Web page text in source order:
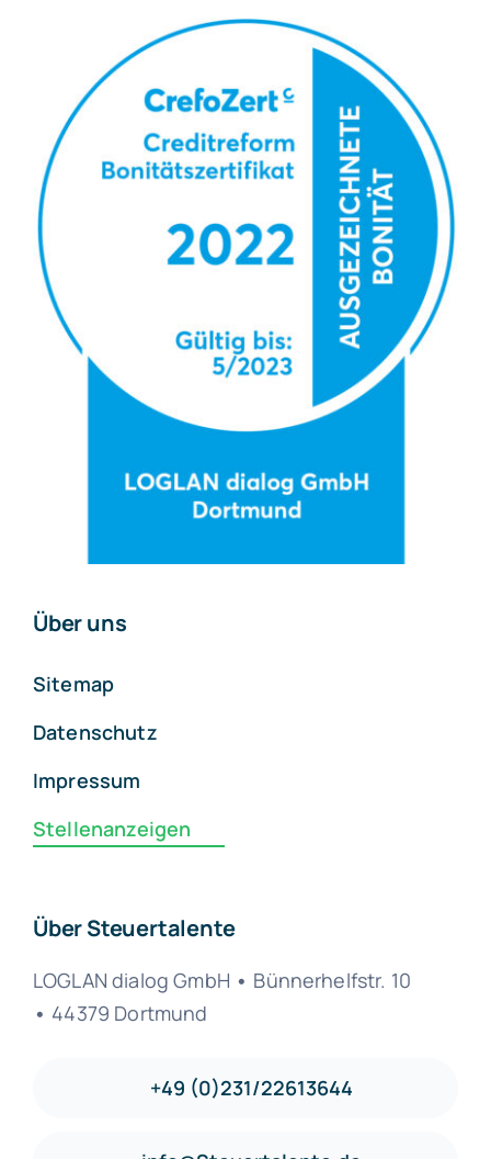
Über uns
Sitemap
Datenschutz
Impressum
Stellenanzeigen
Über Steuertalente
LOGLAN dialog GmbH • Bünnerhelfstr. 10
• 44379 Dortmund
+49 (0)231/22613644